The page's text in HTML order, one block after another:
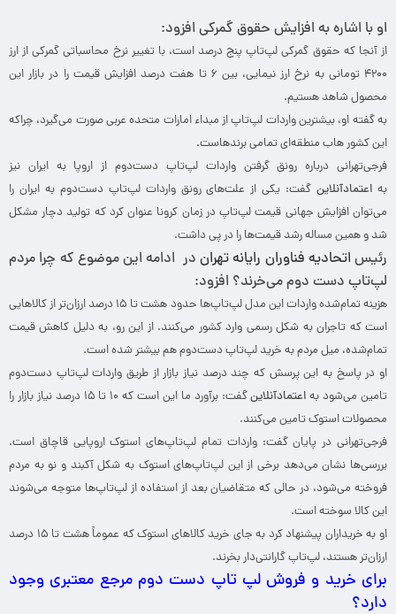
او با اشاره به افزایش حقوق گمرکی افزود:
از آنجا که حقوق گمرکی لپ‌تاپ پنج درصد است، با تغییر نرخ محاسباتی گمرکی از ارز
۴۲۰۰ تومانی به نرخ ارز نیمایی، بین ۶ تا هفت درصد افزایش قیمت را در بازار این
محصول شاهد هستیم.
به گفته او، بیشترین واردات لپ‌تاپ از مبداء امارات متحده عربی صورت می‌گیرد، چراکه
این کشور هاب منطقه‌ای تمامی برندهاست.
فرجی‌تهرانی درباره رونق گرفتن واردات لپ‌تاپ‌ دست‌دوم از اروپا به ایران نیز
به اعتمادآنلاینگفت: یکی از علت‌های رونق واردات لپ‌تاپ دست‌دوم به ایران را
می‌توان افزایش جهانی قیمت لپ‌تاپ در زمان کرونا عنوان کرد که تولید دچار مشکل
شد و همین مساله رشد قیمت‌ها را در پی داشت.
رئیساتحادیه فناوران رایانه تهران در ادامه این موضوع که چرا مردم
لپ‌تاپ دست دوم می‌خرند؟ افزود:
هزینه تمام‌شده واردات این مدل لپ‌تاپ‌ها حدود هشت تا ۱۵ درصد ارزان‌تر از کالاهایی
است که تاجران به شکل رسمی وارد کشور می‌کنند. از این رو، به دلیل کاهش قیمت‌
تمام‌شده، میل مردم به خرید لپ‌تاپ دست‌دوم هم بیشتر شده است.
او در پاسخ به این پرسش که چند درصد نیاز بازار از طریق واردات لپ‌تاپ‌ دست‌دوم
تامین می‌شود به اعتمادآنلاین
گفت: برآورد ما این است که ۱۰ تا ۱۵ درصد نیاز بازار را
محصولات استوک تامین می‌کنند.
فرجی‌تهرانی در پایان گفت: واردات تمام لپ‌تاپ‌های استوک اروپایی قاچاق است.
بررسی‌ها نشان می‌دهد برخی از این لپ‌تاپ‌های استوک به شکل آکبند و نو به مردم
فروخته می‌شود، در حالی که متقاضیان بعد از استفاده از لپ‌تاپ‌ها متوجه می‌شوند
این کالا سوخته است.
او به خریداران پیشنهاد کرد به جای خرید کالاهای استوک که عموماً هشت تا ۱۵ درصد
ارزان‌تر هستند، لپ‌تاپ گارانتی‌دار بخرند.
برای خرید و فروش لپ تاپ دست دوم مرجع معتبری وجود
دارد؟